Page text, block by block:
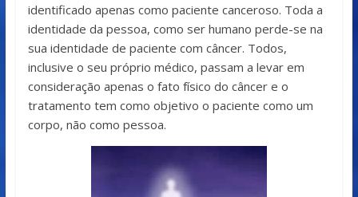
identificado apenas como paciente canceroso. Toda a
identidade da pessoa, como ser humano perde-se na
sua identidade de paciente com câncer. Todos,
inclusive o seu próprio médico, passam a levar em
consideração apenas o fato físico do câncer e o
tratamento tem como objetivo o paciente como um
corpo, não como pessoa.